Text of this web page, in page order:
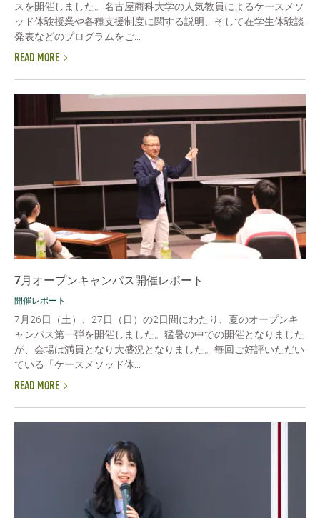
スを開催しました。名古屋商科大学の人気教員によるケースメソ
ッド体験授業や各種支援制度に関する説明、そして在学生体験談
発表などのプログラムをご...
READ MORE
7月オープンキャンパス開催レポート
開催レポート
7月26日（土）、27日（日）の2日間にわたり、夏のオープンキ
ャンパス第一弾を開催しました。猛暑の中での開催となりました
が、会場は満員となり大盛況となりました。毎回ご好評いただい
ている「ケースメソッド体...
READ MORE